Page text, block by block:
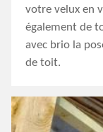
votre velux en
également de
avec brio la
de toit.